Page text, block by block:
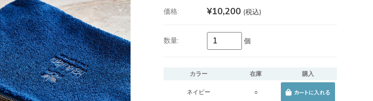
価格: ¥10,200 (税込)
数量: 個
カラー 在庫 購入
ネイビー ○